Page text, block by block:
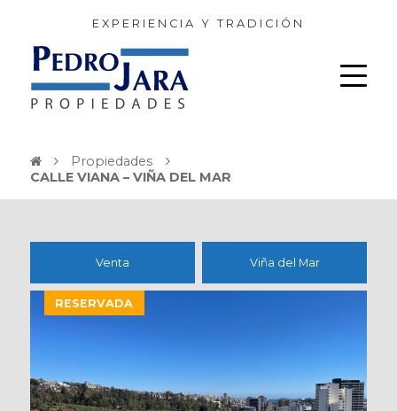
EXPERIENCIA Y TRADICIÓN
Propiedades
CALLE VIANA – VIÑA DEL MAR
Venta Viña del Mar
RESERVADA